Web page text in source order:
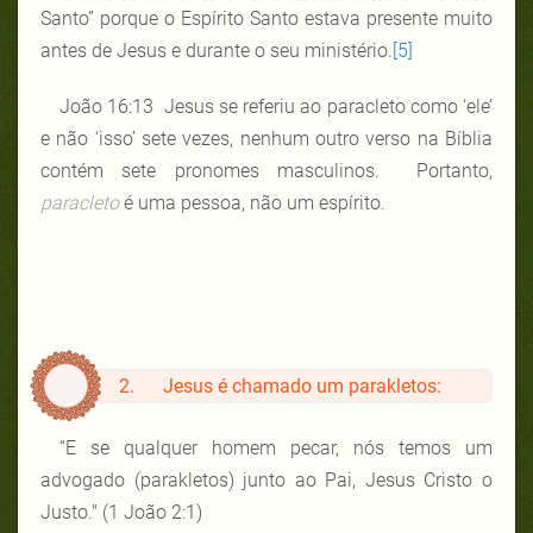
Santo” porque o Espírito Santo estava presente muito
antes de Jesus e durante o seu ministério. [5]
João 16:13 Jesus se referiu ao paracleto como ‘ele’
e não ‘isso’ sete vezes, nenhum outro verso na Bíblia
contém sete pronomes masculinos. Portanto,
paracletoé uma pessoa, não um espírito.
2. Jesus é chamado um parakletos:
“E se qualquer homem pecar, nós temos um
advogado (parakletos) junto ao Pai, Jesus Cristo o
Justo." (1 João 2:1)